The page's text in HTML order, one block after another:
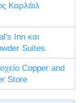
Καρλάιλ
Inn και
Suites
Copper and
Store